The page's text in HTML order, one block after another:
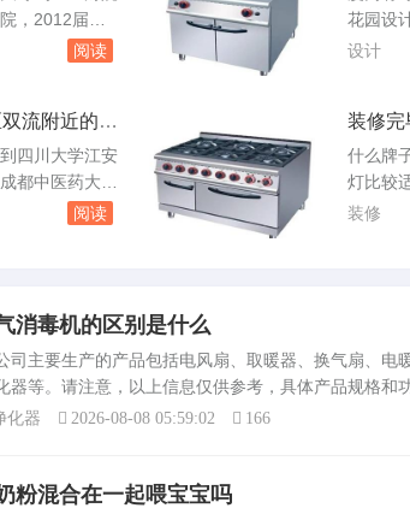
的要求，但要
室或培训室，
数据结
操作系
，2012届新
办学。我是财
有所偏向，现
更是预示着财
日制的，都是
分数线直逼二
阅读
花园设
围包括
在花园
和实践
提供相
时，您
设计
流附近的公
四川大学江安
中医药大学
区可以选择乘
19路公交车
大学乘坐校车
在温江客运中
阅读
装修完
不知道
什么牌
灯比较
一个重
分，常
灯、节
装修
消毒机的区别是什么
要生产的产品包括电风扇、取暖器、换气扇、电
器等。请注意，以上信息仅供参考，具体产品规格和
器，建议您前往正规渠道查看产品详细信息，并根据
化器 2026-08-08 05:59:02 166
粉混合在一起喂宝宝吗